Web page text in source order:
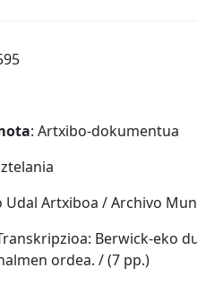
: Artxibo-dokumentua
Udal Artxiboa / Archivo
Berwick-eko
ordea. / (7 pp.)